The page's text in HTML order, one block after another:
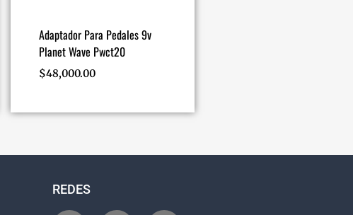
Adaptador Para Pedales 9v
Planet Wave Pwct20
$48,000.00
REDES